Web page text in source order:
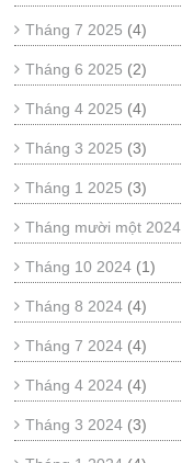
Tháng 7 2025 (4)
Tháng 6 2025 (2)
Tháng 4 2025 (4)
Tháng 3 2025 (3)
Tháng 1 2025 (3)
Tháng mười một 2024
Tháng 10 2024 (1)
Tháng 8 2024 (4)
Tháng 7 2024 (4)
Tháng 4 2024 (4)
Tháng 3 2024 (3)